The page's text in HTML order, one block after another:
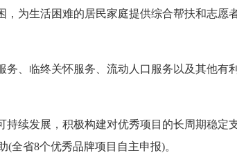
为生活困难的居民家庭提供综合帮扶和志愿
、临终关怀服务、流动人口服务以及其他有
续发展，积极构建对优秀项目的长周期稳定
全省8个优秀品牌项目自主申报)。